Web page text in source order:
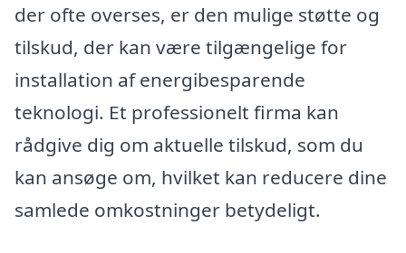
der ofte overses, er den mulige støtte og
tilskud, der kan være tilgængelige for
installation af energibesparende
teknologi. Et professionelt firma kan
rådgive dig om aktuelle tilskud, som du
kan ansøge om, hvilket kan reducere dine
samlede omkostninger betydeligt.